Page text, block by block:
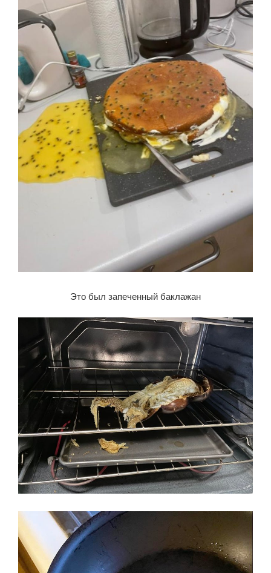
Это был запеченный баклажан